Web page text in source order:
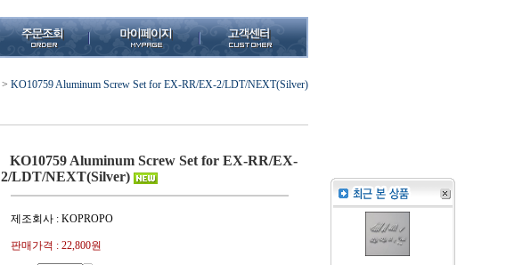
> KO10759 Aluminum Screw Set for EX-RR/EX-2/LDT/NEXT(Silver)
KO10759 Aluminum Screw Set for EX-RR/EX-
2/LDT/NEXT(Silver)
제조회사 : KOPROPO
판매가격 : 22,800원